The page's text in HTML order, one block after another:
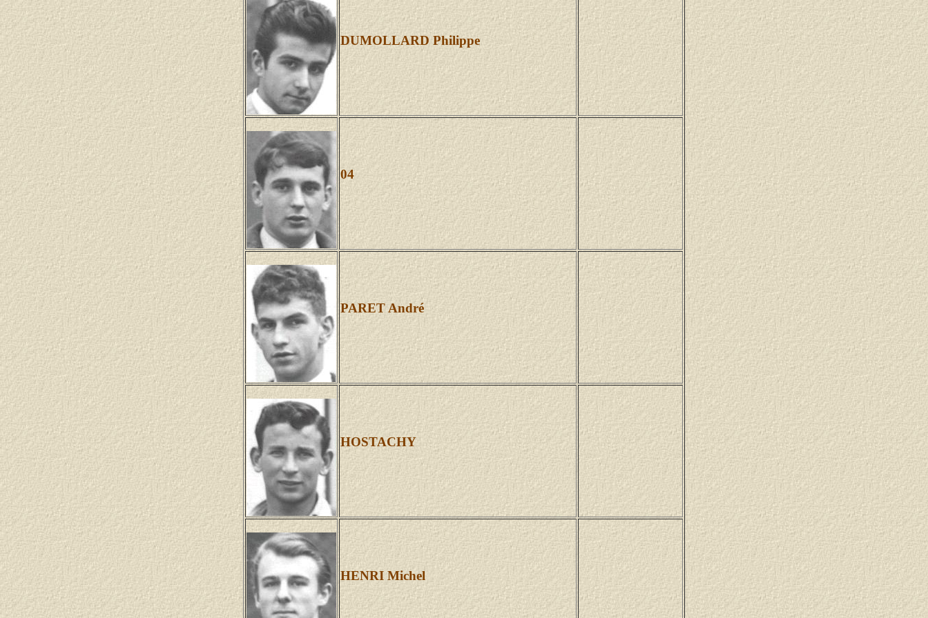
DUMOLLARD Philippe
04
PARET André
HOSTACHY
HENRI Michel